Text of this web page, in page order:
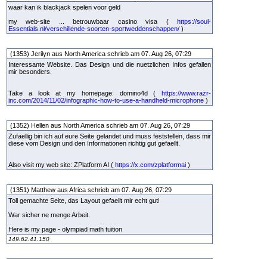
waar kan ik blackjack spelen voor geld
my web-site ... betrouwbaar casino visa ( https://soul-
Essentials.nl/verschillende-soorten-sportweddenschappen/ )
(1353) Jerilyn aus North America schrieb am 07. Aug 26, 07:29
Interessante Website. Das Design und die nuetzlichen Infos gefallen
mir besonders.
Take a look at my homepage: domino4d ( https://www.razr-
inc.com/2014/11/02/infographic-how-to-use-a-handheld-microphone )
(1352) Hellen aus North America schrieb am 07. Aug 26, 07:29
Zufaellig bin ich auf eure Seite gelandet und muss feststellen, dass mir
diese vom Design und den Informationen richtig gut gefaellt.
Also visit my web site: ZPlatform AI ( https://x.com/zplatformai )
(1351) Matthew aus Africa schrieb am 07. Aug 26, 07:29
Toll gemachte Seite, das Layout gefaellt mir echt gut!
War sicher ne menge Arbeit.
Here is my page - olympiad math tuition
149.62.41.150